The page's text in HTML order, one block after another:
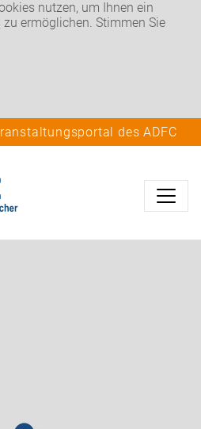
nutzen, um Ihnen ein
ermöglichen. Stimmen Sie
des ADFC